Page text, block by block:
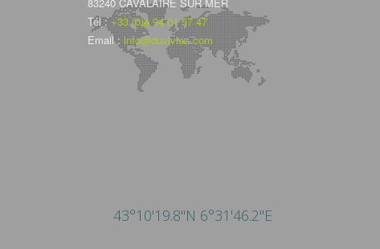
Tél :+33 (0)4 94 01 57 47
Email : info@duviviez.com
43°10'19.8"N 6°31'46.2"E